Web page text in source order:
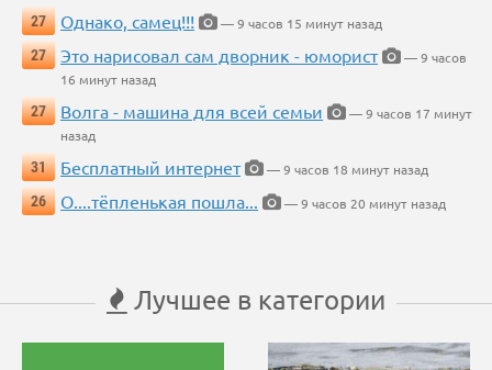
27
Однако, самец!!!
— 9 часов 15 минут назад
27
Это нарисовал сам дворник - юморист
— 9 часов
16 минут назад
27
Волга - машина для всей семьи
— 9 часов 17 минут
назад
31
Бесплатный интернет
— 9 часов 18 минут назад
26
О....тёпленькая пошла... — 9 часов 20 минут назад
Лучшее в категории